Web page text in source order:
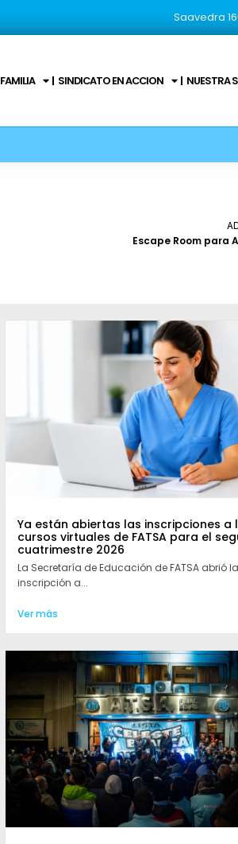
Saavedra
FAMILIA SINDICATO EN ACCION NUESTRA
Escape Room para
Ya están abiertas las inscripciones a
cursos virtuales de FATSA para el
cuatrimestre 2026
La Secretaría de Educación de FATSA abrió la
inscripción a...
Ver más